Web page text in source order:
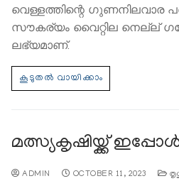
വെള്ളത്തിന്റെ ഗുണനിലവാര
സൗകര്യം വൈറ്റില നെല്ല്
ലഭ്യമാണ്.
മത്സ്യകൃഷിയ്ക്ക്
ADMIN OCTOBER 11, 2023